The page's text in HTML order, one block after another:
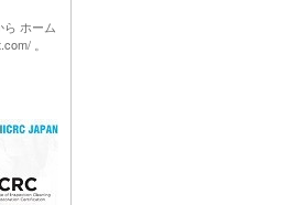
ホーム
。